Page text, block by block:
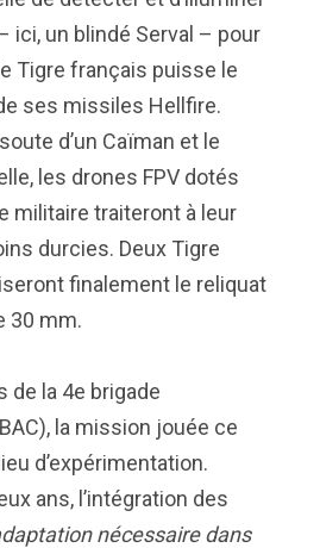
ici, un blindé Serval – pour
Tigre français puisse le
ses missiles Hellfire.
d’un Caïman et le
les drones FPV dotés
militaire traiteront à leur
durcies. Deux Tigre
finalement le reliquat
30 mm.
de la 4e brigade
la mission jouée ce
d’expérimentation.
ans, l’intégration des
nécessaire dans